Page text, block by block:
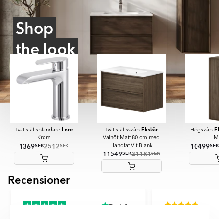
Shop
the look
Tvättställsblandare Lore
Krom
1369SEK2512SEK
Tvättställsskåp Ekskär
Valnöt Matt 80 cm med
Handfat Vit Blank
11549SEK21181SEK
Högskåp
10499SEK
ItemRecensioner